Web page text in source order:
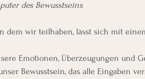
des Bewusstseins
dem wir teilhaben, lässt sich mit
Emotionen, Überzeugungen und
Bewusstsein, das alle Eingaben